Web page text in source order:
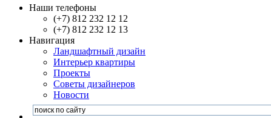
Наши телефоны
(+7) 812 232 12 12
(+7) 812 232 12 13
Навигация
Ландшафтный дизайн
Интерьер квартиры
Проекты
Советы дизайнеров
Новости